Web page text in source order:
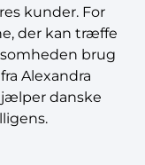
kunder. For
der kan træffe
brug
Alexandra
danske